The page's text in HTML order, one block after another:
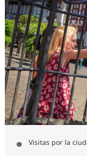
Visitas por la